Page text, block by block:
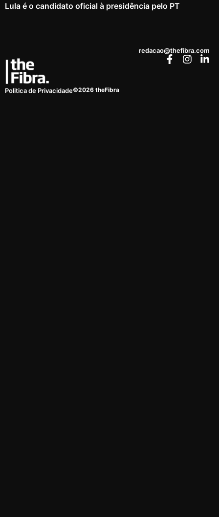
Lula é o candidato oficial à presidência pelo PT
redacao@thefibra.com
Politica de Privacidade©2026 theFibra